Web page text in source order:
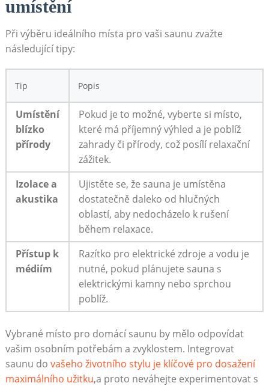
umístění
Při výběru ideálního místa pro vaši saunu zvažte
následující tipy:
Tip Popis
Umístění⁤
blízko
přírody
Pokud je ‍to možné, vyberte si místo,
které má příjemný výhled a je ⁣poblíž
zahrady či přírody, což ⁢posílí relaxační
⁢zážitek.
Izolace ​a
akustika
Ujistěte se, že sauna je umístěna
dostatečně daleko od ⁤hlučných
⁤oblastí,​ aby nedocházelo k rušení
během relaxace.
Přístup k⁣
médiím
Razítko ​pro elektrické‌ zdroje a vodu je
nutné, pokud plánujete sauna ⁢s
elektrickými kamny nebo ⁣sprchou
poblíž.
Vybrané‌ místo pro domácí saunu ⁤by mělo ⁢odpovídat
vašim ⁣osobním potřebám a‍ zvyklostem. Integrovat
saunu do vašeho životního ‍stylu je⁢ klíčové ⁣pro dosažení
maximálního užitku,a proto‌ neváhejte​ experimentovat s